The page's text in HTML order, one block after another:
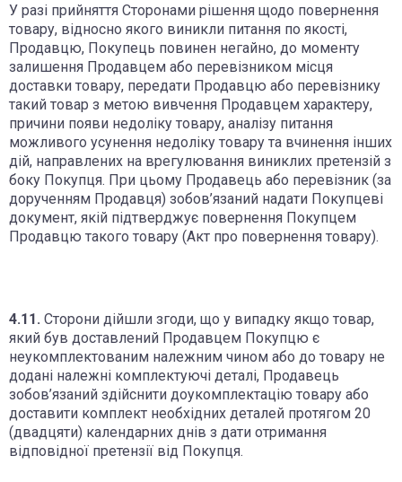
У разі прийняття Сторонами рішення щодо повернення
товару, відносно якого виникли питання по якості,
Продавцю, Покупець повинен негайно, до моменту
залишення Продавцем або перевізником місця
доставки товару, передати Продавцю або перевізнику
такий товар з метою вивчення Продавцем характеру,
причини появи недоліку товару, аналізу питання
можливого усунення недоліку товару та вчинення інших
дій, направлених на врегулювання виниклих претензій з
боку Покупця. При цьому Продавець або перевізник (за
дорученням Продавця) зобов’язаний надати Покупцеві
документ, якій підтверджує повернення Покупцем
Продавцю такого товару (Акт про повернення товару).
4.11. Сторони дійшли згоди, що у випадку якщо товар,
який був доставлений Продавцем Покупцю є
неукомплектованим належним чином або до товару не
додані належні комплектуючі деталі, Продавець
зобов’язаний здійснити доукомплектацію товару або
доставити комплект необхідних деталей протягом 20
(двадцяти) календарних днів з дати отримання
відповідної претензії від Покупця.